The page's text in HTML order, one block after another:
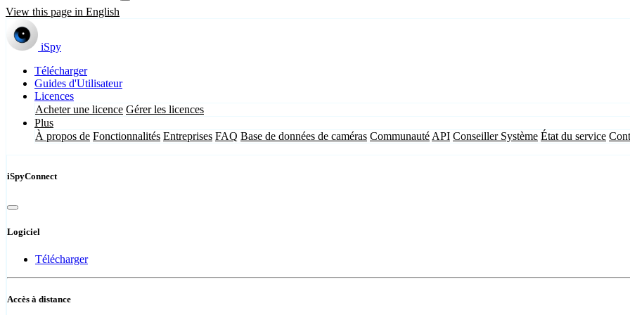
View this page in English
iSpy
Télécharger
Guides d'Utilisateur
Licences
Acheter une licence Gérer les licences
Plus
À propos de Fonctionnalités Entreprises FAQ Base de données de caméras Communauté API Conseiller Système État du service
iSpyConnect
Logiciel
Télécharger
Accès à distance